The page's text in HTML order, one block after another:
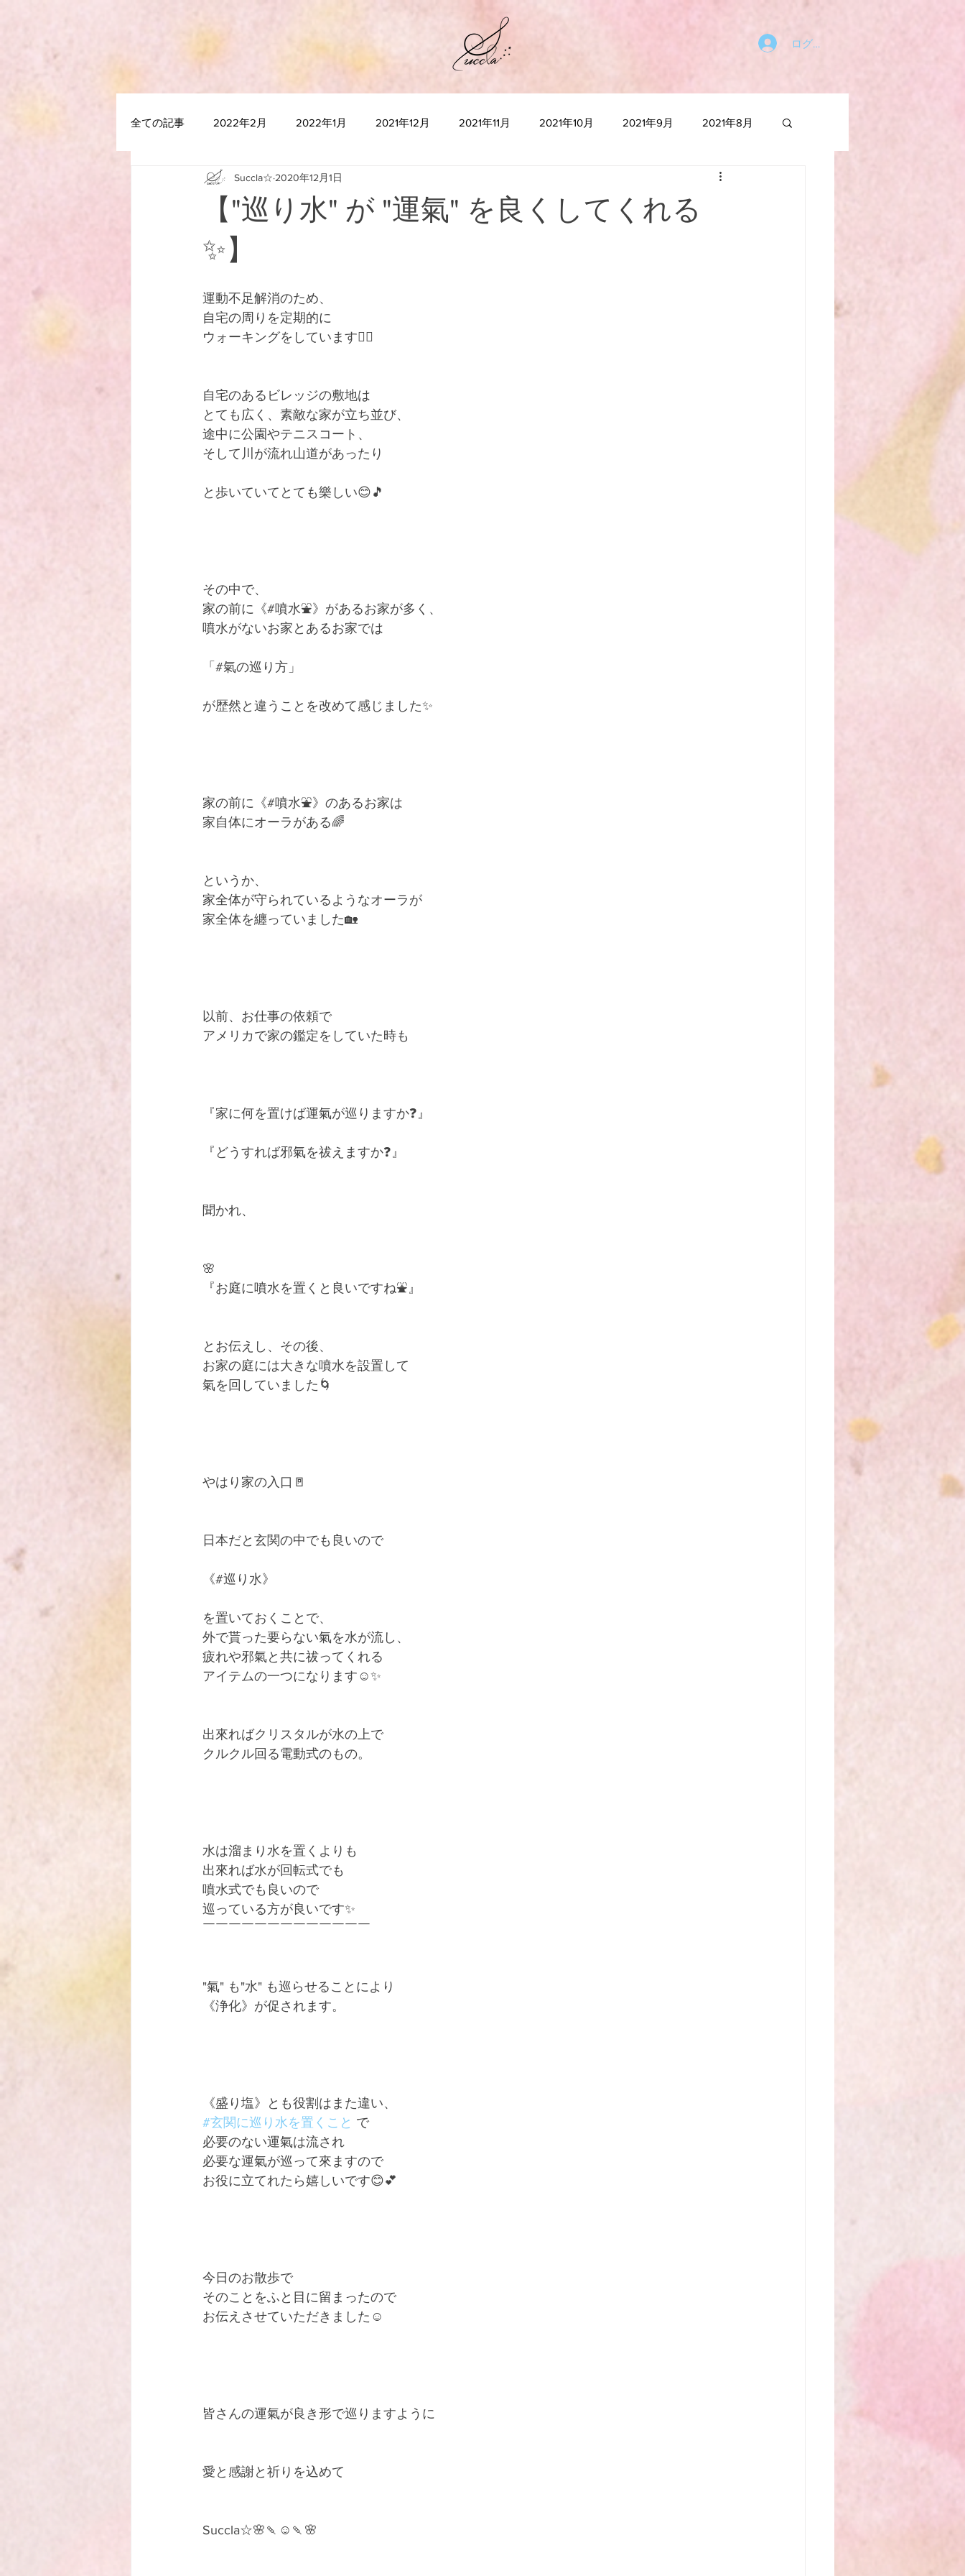
ログイン
全ての記事 2022年2月 2022年1月 2021年12月 2021年11月 2021年10月 2021年9月 2021年8月
2021年7月 2021年6月 2021年5月
2020年12月
2020年5月 2020年4月
【"巡り水" が "運氣" を良くしてくれる
✨】
Succla☆ 2020年12月1日
運動不足解消のため、
自宅の周りを定期的に
ウォーキングをしています🚶‍♀️
自宅のあるビレッジの敷地は
とても広く、素敵な家が立ち並び、
途中に公園やテニスコート、
そして川が流れ山道があったり
と歩いていてとても樂しい😊🎵
その中で、
家の前に《#噴水⛲️》があるお家が多く、
噴水がないお家とあるお家では
「#氣の巡り方」
が歴然と違うことを改めて感じました✨
家の前に《#噴水⛲️》のあるお家は
家自体にオーラがある🌈
というか、
家全体が守られているようなオーラが
家全体を纏っていました🏡
以前、お仕事の依頼で
アメリカで家の鑑定をしていた時も
『家に何を置けば運氣が巡りますか❓』
『どうすれば邪氣を祓えますか❓』
聞かれ、
🌸
『お庭に噴水を置くと良いですね⛲️』
とお伝えし、その後、
お家の庭には大きな噴水を設置して
氣を回していました🌀
やはり家の入口🚪
日本だと玄関の中でも良いので
《#巡り水》
を置いておくことで、
外で貰った要らない氣を水が流し、
疲れや邪氣と共に祓ってくれる
アイテムの一つになります☺️✨
出來ればクリスタルが水の上で
クルクル回る電動式のもの。
水は溜まり水を置くよりも
出來れば水が回転式でも
噴水式でも良いので
巡っている方が良いです✨
￣￣￣￣￣￣￣￣￣￣￣￣￣
"氣" も"水" も巡らせることにより
《浄化》が促されます。
《盛り塩》とも役割はまた違い、
#玄関に巡り水を置くこと で
必要のない運氣は流され
必要な運氣が巡って來ますので
お役に立てれたら嬉しいです😊💕
今日のお散歩で
そのことをふと目に留まったので
お伝えさせていただきました☺️
皆さんの運氣が良き形で巡りますように
愛と感謝と祈りを込めて
Succla☆🌸🍡☺️🍡🌸